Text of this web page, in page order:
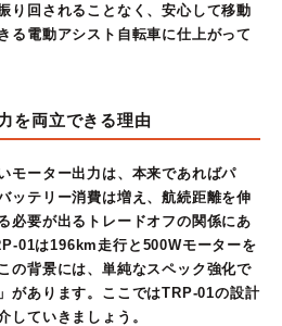
り回されることなく、安心して移動
る電動アシスト自転車に仕上がって
を両立できる理由
モーター出力は、本来であればパ
ッテリー消費は増え、航続距離を伸
必要が出るトレードオフの関係にあ
01は196km走行と500Wモーターを
の背景には、単純なスペック強化で
があります。ここではTRP-01の設計
していきましょう。